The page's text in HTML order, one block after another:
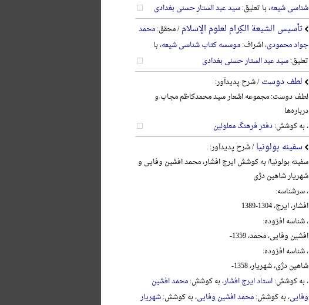
شناسی شیعه، با تعلیق:سید عبد الستار حسنی بغدادی
تأسیس الشیعة الکِرام لعلوم الإسلام/ محقق:محمد
جواد محمودی، اشراف:موسسه کتاب شناسی شیعه، با
تعلیق:سید عبد الستار حسنی بغدادی
لطف دوست/ شرح پدیدآور:
لطف دوست: مجموعه اشعار سید محمدکاظم مجاب و
درباره‌ها
، به کوشش:دفتر فرهنگ معلولین
سفینه بولونیا/ شرح پدیدآور:
سفینه بولونیا/ به کوشش ایرج افشار، محمد افشین وفایی و
شهریار شاهین دژی
، سرشناسه:
افشار، ایرج، 1304-1389
، شناسه افزوده:
افشین وفایی، محمد، 1359-
، شناسه افزوده:
شاهین دژی، شهریار، 1358-
، به کوشش:استاد ایرج افشار، به کوشش:محمد افشین
وفایی، به کوشش:محمد افشین وفایی، به کوشش:شهریار